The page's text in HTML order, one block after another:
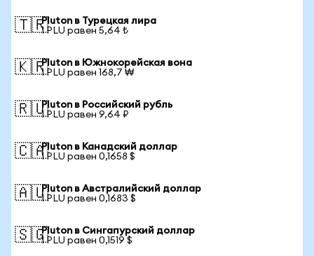
🇹🇷Pluton в Турецкая лира
1 PLU равен 5,64 ₺
🇰🇷Pluton в Южнокорейская вона
1 PLU равен 168,7 ₩
🇷🇺Pluton в Российский рубль
1 PLU равен 9,64 ₽
🇨🇦Pluton в Канадский доллар
1 PLU равен 0,1658 $
🇦🇺Pluton в Австралийский доллар
1 PLU равен 0,1683 $
🇸🇬Pluton в Сингапурский доллар
1 PLU равен 0,1519 $